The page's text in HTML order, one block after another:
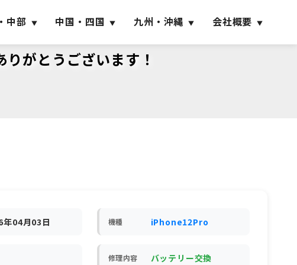
中部 中国・四国 九州・沖縄
会社概要
がとうございます！
年04月03日 機種 iPhone12Pro
修理内容 バッテリー交換